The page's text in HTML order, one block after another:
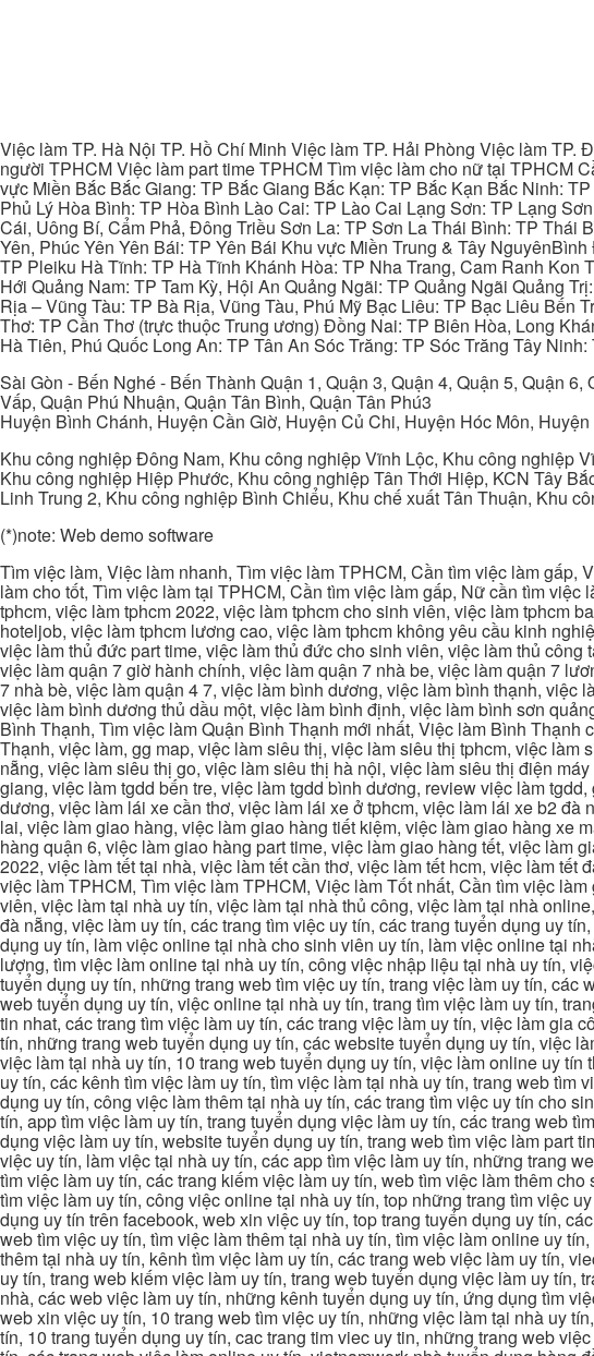
Việc làm TP. Hà Nội TP. Hồ Chí Minh Việc làm TP. Hải Phòng Việc làm
người TPHCM Việc làm part time TPHCM Tìm việc làm cho nữ tại TPHCM
vực Miền Bắc Bắc Giang: TP Bắc Giang Bắc Kạn: TP Bắc Kạn Bắc Ninh:
Phủ Lý Hòa Bình: TP Hòa Bình Lào Cai: TP Lào Cai Lạng Sơn: TP Lạng
Cái, Uông Bí, Cẩm Phả, Đông Triều Sơn La: TP Sơn La Thái Bình: TP Thái
Yên, Phúc Yên Yên Bái: TP Yên Bái Khu vực Miền Trung & Tây
TP Pleiku Hà Tĩnh: TP Hà Tĩnh Khánh Hòa: TP Nha Trang, Cam Ranh
Hới Quảng Nam: TP Tam Kỳ, Hội An Quảng Ngãi: TP Quảng Ngãi Quảng
Rịa – Vũng Tàu: TP Bà Rịa, Vũng Tàu, Phú Mỹ Bạc Liêu: TP Bạc Liêu Bến
Thơ: TP Cần Thơ (trực thuộc Trung ương) Đồng Nai: TP Biên Hòa, Long
Hà Tiên, Phú Quốc Long An: TP Tân An Sóc Trăng: TP Sóc Trăng Tây
Sài Gòn - Bến Nghé - Bến Thành Quận 1, Quận 3, Quận 4, Quận 5, Quận
Vấp, Quận Phú Nhuận, Quận Tân Bình, Quận Tân Phú3
Huyện Bình Chánh, Huyện Cần Giờ, Huyện Củ Chi, Huyện Hóc Môn,
Khu công nghiệp Đông Nam, Khu công nghiệp Vĩnh Lộc, Khu công nghiệp
Khu công nghiệp Hiệp Phước, Khu công nghiệp Tân Thới Hiệp, KCN Tây
Linh Trung 2, Khu công nghiệp Bình Chiểu, Khu chế xuất Tân Thuận, Khu
(*)note: Web demo software
Tìm việc làm, Việc làm nhanh, Tìm việc làm TPHCM, Cần tìm việc làm
làm cho tốt, Tìm việc làm tại TPHCM, Cần tìm việc làm gấp, Nữ cần tìm
tphcm, việc làm tphcm 2022, việc làm tphcm cho sinh viên, việc làm tphcm
hoteljob, việc làm tphcm lương cao, việc làm tphcm không yêu cầu kinh
việc làm thủ đức part time, việc làm thủ đức cho sinh viên, việc làm thủ
việc làm quận 7 giờ hành chính, việc làm quận 7 nhà be, việc làm quận 7
7 nhà bè, việc làm quận 4 7, việc làm bình dương, việc làm bình thạnh, việc
việc làm bình dương thủ dầu một, việc làm bình định, việc làm bình sơn
Bình Thạnh, Tìm việc làm Quận Bình Thạnh mới nhất, Việc làm Bình
Thạnh, việc làm, gg map, việc làm siêu thị, việc làm siêu thị tphcm, việc
nẵng, việc làm siêu thị go, việc làm siêu thị hà nội, việc làm siêu thị điện
giang, việc làm tgdd bến tre, việc làm tgdd bình dương, review việc làm
dương, việc làm lái xe cần thơ, việc làm lái xe ở tphcm, việc làm lái xe b2
lai, việc làm giao hàng, việc làm giao hàng tiết kiệm, việc làm giao hàng xe
hàng quận 6, việc làm giao hàng part time, việc làm giao hàng tết, việc làm
2022, việc làm tết tại nhà, việc làm tết cần thơ, việc làm tết hcm, việc làm
việc làm TPHCM, Tìm việc làm TPHCM, Việc làm Tốt nhất, Cần tìm việc
viên, việc làm tại nhà uy tín, việc làm tại nhà thủ công, việc làm tại nhà
đà nẵng, việc làm uy tín, các trang tìm việc uy tín, các trang tuyển dụng uy
dụng uy tín, làm việc online tại nhà cho sinh viên uy tín, làm việc online tại
lượng, tìm việc làm online tại nhà uy tín, công việc nhập liệu tại nhà uy tín,
tuyển dụng uy tín, những trang web tìm việc uy tín, trang việc làm uy tín,
web tuyển dụng uy tín, việc online tại nhà uy tín, trang tìm việc làm uy tín,
tin nhat, các trang tìm việc làm uy tín, các trang việc làm uy tín, việc làm gia
tín, những trang web tuyển dụng uy tín, các website tuyển dụng uy tín, việc
việc làm tại nhà uy tín, 10 trang web tuyển dụng uy tín, việc làm online uy
uy tín, các kênh tìm việc làm uy tín, tìm việc làm tại nhà uy tín, trang web
dụng uy tín, công việc làm thêm tại nhà uy tín, các trang tìm việc uy tín cho
tín, app tìm việc làm uy tín, trang tuyển dụng việc làm uy tín, các trang web
dụng việc làm uy tín, website tuyển dụng uy tín, trang web tìm việc làm part
việc uy tín, làm việc tại nhà uy tín, các app tìm việc làm uy tín, những trang
tìm việc làm uy tín, các trang kiếm việc làm uy tín, web tìm việc làm thêm
tìm việc làm uy tín, công việc online tại nhà uy tín, top những trang tìm việc
dụng uy tín trên facebook, web xin việc uy tín, top trang tuyển dụng uy tín,
web tìm việc uy tín, tìm việc làm thêm tại nhà uy tín, tìm việc làm online uy
thêm tại nhà uy tín, kênh tìm việc làm uy tín, các trang web việc làm uy tín,
uy tín, trang web kiếm việc làm uy tín, trang web tuyển dụng việc làm uy
nhà, các web việc làm uy tín, những kênh tuyển dụng uy tín, ứng dụng tìm
web xin việc uy tín, 10 trang web tìm việc uy tín, những việc làm tại nhà uy
tín, 10 trang tuyển dụng uy tín, cac trang tim viec uy tin, những trang web